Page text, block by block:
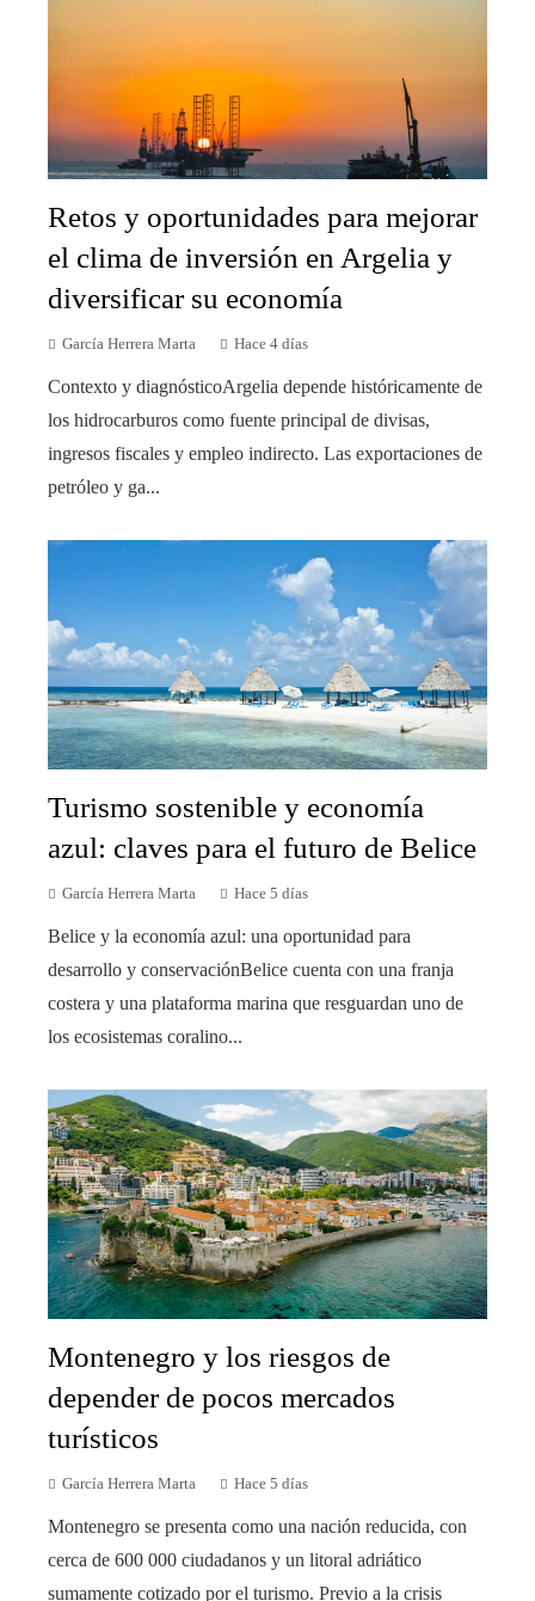
Retos y oportunidades para mejorar
el clima de inversión en Argelia y
diversificar su economía
García Herrera Marta Hace 4 días
Contexto y diagnósticoArgelia depende históricamente de
los hidrocarburos como fuente principal de divisas,
ingresos fiscales y empleo indirecto. Las exportaciones de
petróleo y ga...
Turismo sostenible y economía
azul: claves para el futuro de Belice
García Herrera Marta Hace 5 días
Belice y la economía azul: una oportunidad para
desarrollo y conservaciónBelice cuenta con una franja
costera y una plataforma marina que resguardan uno de
los ecosistemas coralino...
Montenegro y los riesgos de
depender de pocos mercados
turísticos
García Herrera Marta Hace 5 días
Montenegro se presenta como una nación reducida, con
cerca de 600 000 ciudadanos y un litoral adriático
sumamente cotizado por el turismo. Previo a la crisis